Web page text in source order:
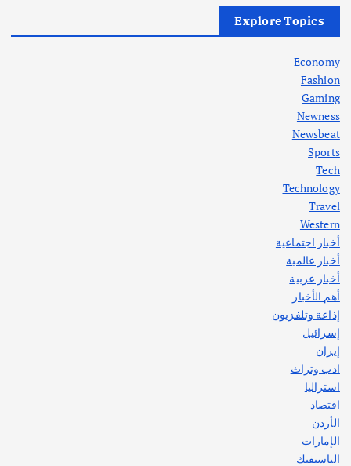
في جذور المشكلة وحلولها المستدامة
أهم الأخبار
اختتام ورشة السينوغرافيا في مدينة كلباء الاماراتية
أغسطس 3, 2026
Explore Topics
Economy
Fashion
Gaming
Newness
Newsbeat
Sports
Tech
Technology
Travel
Western
أخبار اجتماعية
أخبار عالمية
أخبار عربية
أهم الأخبار
إذاعة وتلفزيون
إسرائيل
إيران
ادب وتراث
استراليا
اقتصاد
الأردن
الإمارات
الباسيفيك